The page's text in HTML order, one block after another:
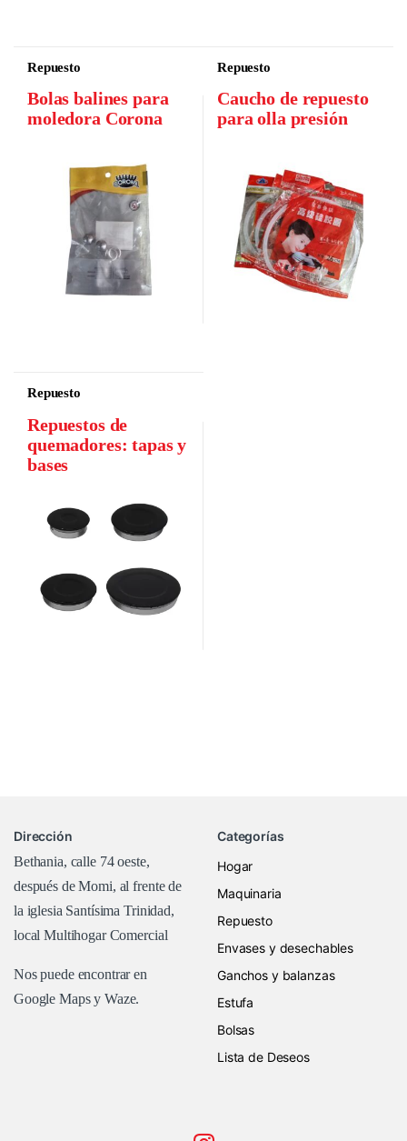
Repuesto
Bolas balines para
moledora Corona
Repuesto
Caucho de repuesto
para olla presión
Repuesto
Repuestos de
quemadores: tapas y
bases
Dirección
Bethania, calle 74 oeste,
después de Momi, al frente de
la iglesia Santísima Trinidad,
local Multihogar Comercial
Nos puede encontrar en
Google Mapsy Waze.
Categorías
Hogar
Maquinaria
Repuesto
Envases y desechables
Ganchos y balanzas
Estufa
Bolsas
Lista de Deseos